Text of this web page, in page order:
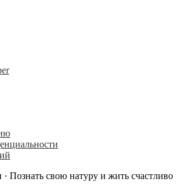
Познать свою натуру и жить счастливо